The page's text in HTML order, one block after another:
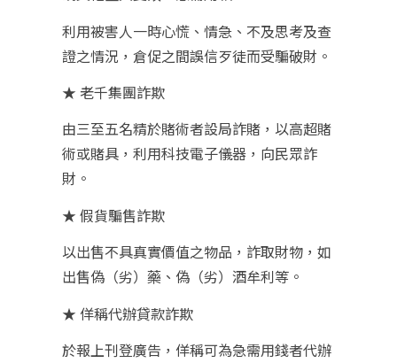
利用被害人一時心慌、情急、不及思考及查
證之情況，倉促之間誤信歹徒而受騙破財。
★ 老千集團詐欺
由三至五名精於賭術者設局詐賭，以高超賭
術或賭具，利用科技電子儀器，向民眾詐
財。
★ 假貨騙售詐欺
以出售不具真實價值之物品，詐取財物，如
出售偽（劣）藥、偽（劣）酒牟利等。
★ 佯稱代辦貸款詐欺
於報上刊登廣告，佯稱可為急需用錢者代辦